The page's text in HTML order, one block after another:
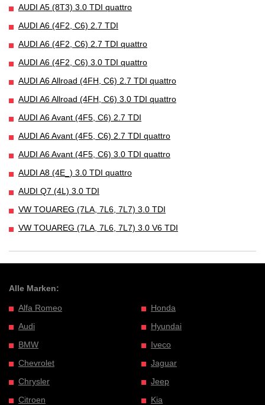
AUDI A5 (8T3) 3.0 TDI quattro
AUDI A6 (4F2, C6) 2.7 TDI
AUDI A6 (4F2, C6) 2.7 TDI quattro
AUDI A6 (4F2, C6) 3.0 TDI quattro
AUDI A6 Allroad (4FH, C6) 2.7 TDI quattro
AUDI A6 Allroad (4FH, C6) 3.0 TDI quattro
AUDI A6 Avant (4F5, C6) 2.7 TDI
AUDI A6 Avant (4F5, C6) 2.7 TDI quattro
AUDI A6 Avant (4F5, C6) 3.0 TDI quattro
AUDI A8 (4E_) 3.0 TDI quattro
AUDI Q7 (4L) 3.0 TDI
VW TOUAREG (7LA, 7L6, 7L7) 3.0 TDI
VW TOUAREG (7LA, 7L6, 7L7) 3.0 V6 TDI
Alle Marken:
Alfa Romeo
Audi
BMW
Chevrolet
Chrysler
Citroen
Honda
Hyundai
Iveco
Jaguar
Jeep
Kia